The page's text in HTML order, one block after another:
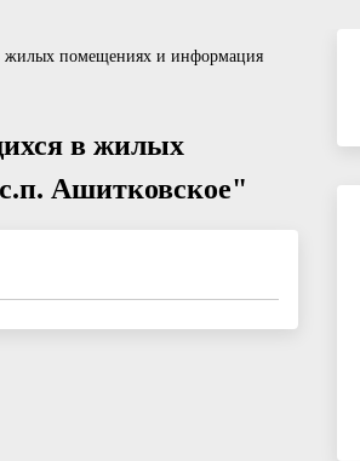
жилых помещениях и информация
в жилых
Ашитковское"